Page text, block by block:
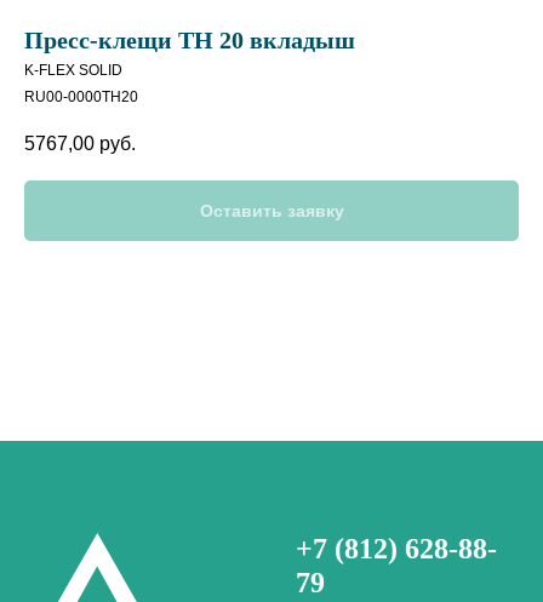
Пресс-клещи ТН 20 вкладыш
K-FLEX SOLID
RU00-0000TH20
5767,00 руб.
Оставить заявку
+7 (812) 628-88-
79